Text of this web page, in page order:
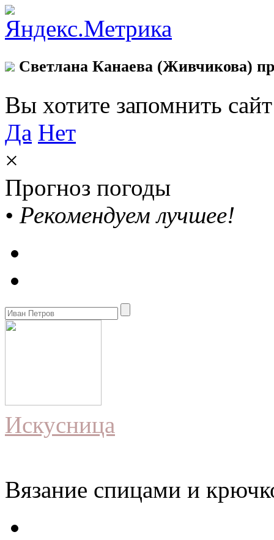
Светлана Канаева (Живчикова)
Вы хотите запомнить
Да Нет
×
Прогноз погоды
• Рекомендуем лучшее!
Искусница
Вязание спицами и